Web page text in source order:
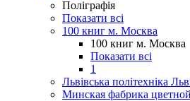
Поліграфія
Показати всі
100 книг м. Москва
100 книг м. Москва
Показати всі
1
Львівська політехніка
Минская фабрика